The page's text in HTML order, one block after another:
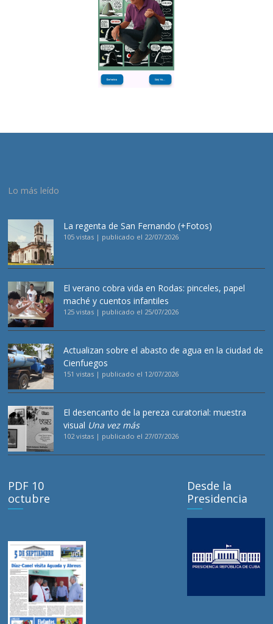
Lo más leído
La regenta de San Fernando (+Fotos)
105 vistas | publicado el 22/07/2026
El verano cobra vida en Rodas: pinceles, papel
maché y cuentos infantiles
125 vistas | publicado el 25/07/2026
Actualizan sobre el abasto de agua en la ciudad de
Cienfuegos
151 vistas | publicado el 12/07/2026
El desencanto de la pereza curatorial: muestra
visual Una vez más
102 vistas | publicado el 27/07/2026
PDF 10
octubre
Desde la
Presidencia